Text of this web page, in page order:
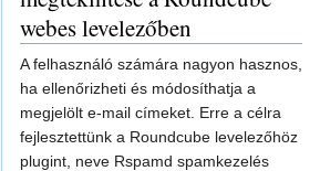
webes levelezőben
A felhasználó számára nagyon hasznos,
ha ellenőrizheti és módosíthatja a
megjelölt e-mail címeket. Erre a célra
fejlesztettünk a Roundcube levelezőhöz
plugint, neve Rspamd spamkezelés